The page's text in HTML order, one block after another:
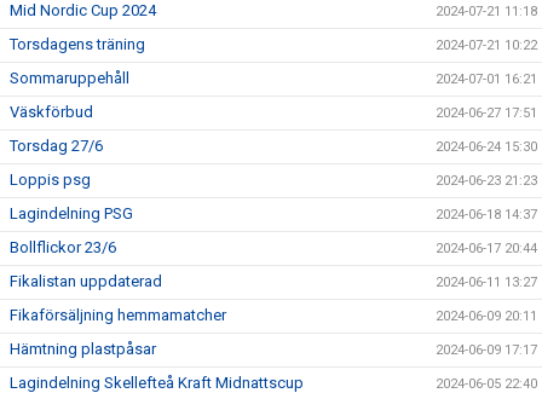
Mid Nordic Cup 2024 2024-07-21 11:18
Torsdagens träning 2024-07-21 10:22
Sommaruppehåll 2024-07-01 16:21
Väskförbud 2024-06-27 17:51
Torsdag 27/6 2024-06-24 15:30
Loppis psg 2024-06-23 21:23
Lagindelning PSG 2024-06-18 14:37
Bollflickor 23/6 2024-06-17 20:44
Fikalistan uppdaterad 2024-06-11 13:27
Fikaförsäljning hemmamatcher 2024-06-09 20:11
Hämtning plastpåsar 2024-06-09 17:17
Lagindelning Skellefteå Kraft Midnattscup 2024-06-05 22:40